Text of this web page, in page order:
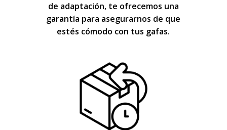
de adaptación, te ofrecemos una
garantía para asegurarnos de que
estés cómodo con tus gafas.